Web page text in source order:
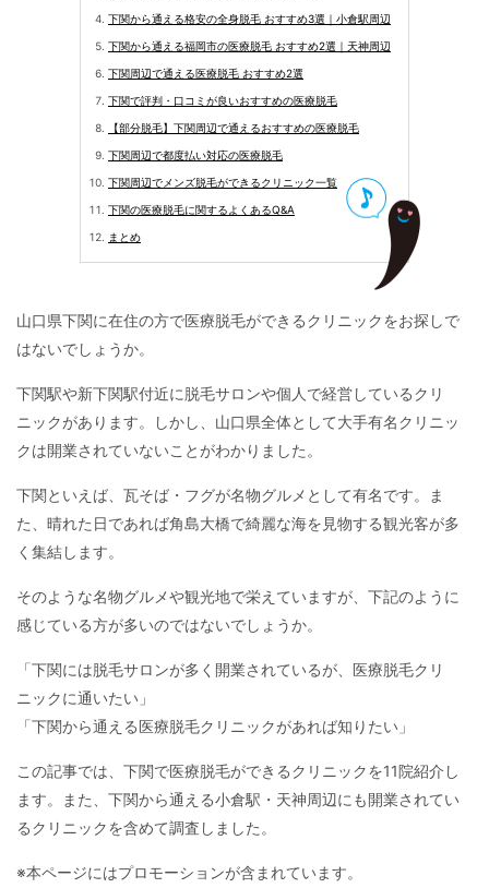
下関から通える格安の全身脱毛 おすすめ3選｜小倉駅周辺
下関から通える福岡市の医療脱毛 おすすめ2選｜天神周辺
下関周辺で通える医療脱毛 おすすめ2選
下関で評判・口コミが良いおすすめの医療脱毛
【部分脱毛】下関周辺で通えるおすすめの医療脱毛
下関周辺で都度払い対応の医療脱毛
下関周辺でメンズ脱毛ができるクリニック一覧
下関の医療脱毛に関するよくあるQ&A
まとめ
山口県下関に在住の方で医療脱毛ができるクリニックをお探しで
はないでしょうか。
下関駅や新下関駅付近に脱毛サロンや個人で経営しているクリ
ニックがあります。しかし、山口県全体として大手有名クリニッ
クは開業されていないことがわかりました。
下関といえば、瓦そば・フグが名物グルメとして有名です。ま
た、晴れた日であれば角島大橋で綺麗な海を見物する観光客が多
く集結します。
そのような名物グルメや観光地で栄えていますが、下記のように
感じている方が多いのではないでしょうか。
「下関には脱毛サロンが多く開業されているが、医療脱毛クリ
ニックに通いたい」
「下関から通える医療脱毛クリニックがあれば知りたい」
この記事では、下関で医療脱毛ができるクリニックを11院紹介し
ます。また、下関から通える小倉駅・天神周辺にも開業されてい
るクリニックを含めて調査しました。
※本ページにはプロモーションが含まれています。